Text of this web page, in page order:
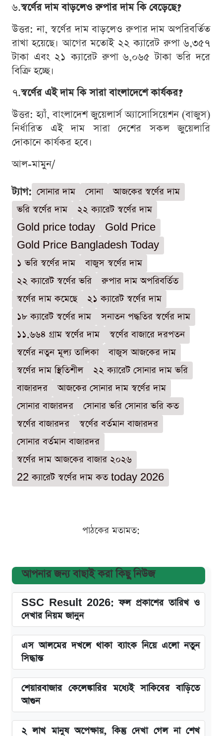
৬.স্বর্ণের দাম বাড়লেও রুপার দাম কি বেড়েছে?
উত্তর: না, স্বর্ণের দাম বাড়লেও রুপার দাম অপরিবর্তিত
রাখা হয়েছে। আগের মতোই ২২ ক্যারেট রুপা ৬,৩৫৭
টাকা এবং ২১ ক্যারেট রুপা ৬,০৬৫ টাকা ভরি দরে
বিক্রি হচ্ছে।
৭.স্বর্ণের এই দাম কি সারা বাংলাদেশে কার্যকর?
উত্তর: হ্যাঁ, বাংলাদেশ জুয়েলার্স অ্যাসোসিয়েশন (বাজুস)
নির্ধারিত এই দাম সারা দেশের সকল জুয়েলারি
দোকানে কার্যকর হবে।
আল-মামুন/
ট্যাগ: সোনার দাম সোনা
আজকের স্বর্ণের দাম
ভরি স্বর্ণের দাম
২২ ক্যারেট স্বর্ণের দাম
Gold price today
Gold Price
Gold Price Bangladesh Today
১ ভরি স্বর্ণের দাম
বাজুস স্বর্ণের দাম
২২ ক্যারেট স্বর্ণের ভরি
রুপার দাম অপরিবর্তিত
স্বর্ণের দাম কমেছে
২১ ক্যারেট স্বর্ণের দাম
১৮ ক্যারেট স্বর্ণের দাম
সনাতন পদ্ধতির স্বর্ণের দাম
১১.৬৬৪ গ্রাম স্বর্ণের দাম
স্বর্ণের বাজারে দরপতন
স্বর্ণের নতুন মূল্য তালিকা
বাজুস আজকের দাম
স্বর্ণের দাম স্থিতিশীল
২২ ক্যারেট সোনার দাম ভরি
বাজারদর
আজকের সোনার দাম স্বর্ণের দাম
সোনার বাজারদর
সোনার ভরি সোনার ভরি কত
স্বর্ণের বাজারদর
স্বর্ণের বর্তমান বাজারদর
সোনার বর্তমান বাজারদর
স্বর্ণের দাম আজকের বাজার ২০২৬
22 ক্যারেট স্বর্ণের দাম কত today 2026
পাঠকের মতামত:
আপনার জন্য বাছাই করা কিছু নিউজ
SSC Result 2026: ফল প্রকাশের তারিখ ও
দেখার নিয়ম জানুন
এস আলমের দখলে থাকা ব্যাংক নিয়ে এলো নতুন
সিদ্ধান্ত
শেয়ারবাজার কেলেঙ্কারির মধ্যেই সাকিবের বাড়িতে
আগুন
২ লাখ মানুষ অপেক্ষায়, কিন্তু দেখা গেল না শেখ